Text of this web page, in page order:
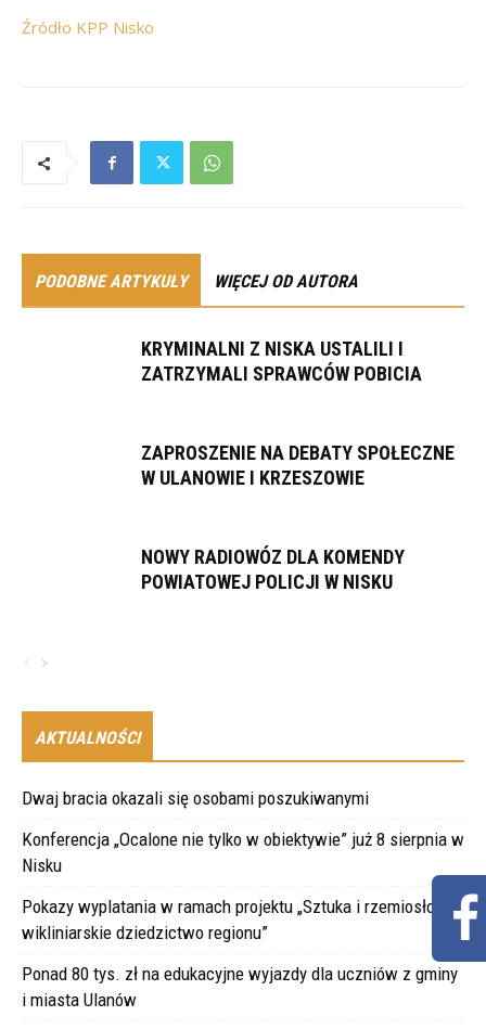
Źródło KPP Nisko
PODOBNE ARTYKUŁY WIĘCEJ OD AUTORA
KRYMINALNI Z NISKA USTALILI I
ZATRZYMALI SPRAWCÓW POBICIA
ZAPROSZENIE NA DEBATY SPOŁECZNE
W ULANOWIE I KRZESZOWIE
NOWY RADIOWÓZ DLA KOMENDY
POWIATOWEJ POLICJI W NISKU
AKTUALNOŚCI
Dwaj bracia okazali się osobami poszukiwanymi
Konferencja „Ocalone nie tylko w obiektywie” już 8 sierpnia w
Nisku
Pokazy wyplatania w ramach projektu „Sztuka i rzemiosło –
wikliniarskie dziedzictwo regionu”
Ponad 80 tys. zł na edukacyjne wyjazdy dla uczniów z gminy
i miasta Ulanów